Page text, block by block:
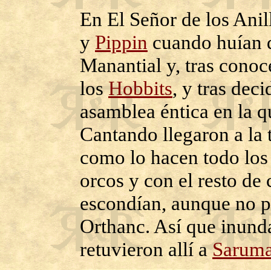
En El Señor de los
yPippincuando huían
Manantial y, tras
losHobbits, y tras
asamblea éntica en la
Cantando llegaron a la
como lo hacen todo
orcos y con el resto de
escondían, aunque no
Orthanc. Así que
retuvieron allí a